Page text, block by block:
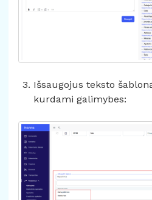
Išsaugojus teksto
kurdami galimybes: